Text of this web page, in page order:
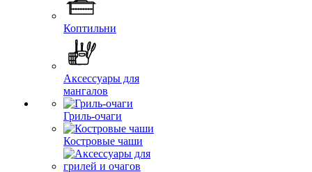
Коптильни
Аксессуары для
мангалов
Гриль-очаги
Костровые чаши